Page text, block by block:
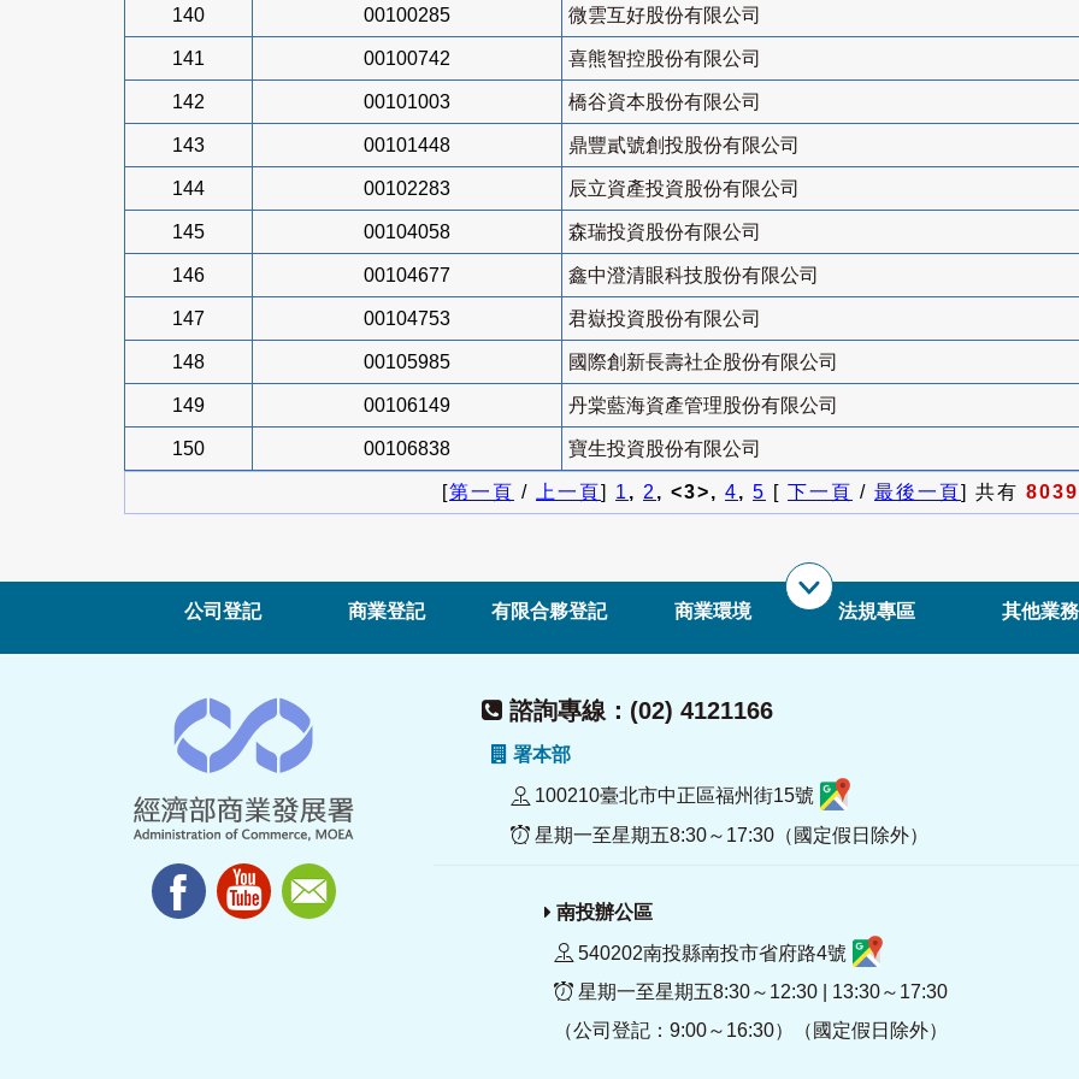
140 00100285 微雲互好股份有限公司
141 00100742 喜熊智控股份有限公司
142 00101003 橋谷資本股份有限公司
143 00101448 鼎豐貳號創投股份有限公司
144 00102283 辰立資產投資股份有限公司
145 00104058 森瑞投資股份有限公司
146 00104677 鑫中澄清眼科技股份有限公司
147 00104753 君嶽投資股份有限公司
148 00105985 國際創新長壽社企股份有限公司
149 00106149 丹棠藍海資產管理股份有限公司
150 00106838 寶生投資股份有限公司
[第一頁 / 上一頁] 1, 2, <3>, 4, 5 [ 下一頁 / 最後一頁] 共有 8039
公司登記 商業登記 有限合夥登記 商業環境 法規專區 其他業務
諮詢專線：(02) 4121166
署本部
100210臺北市中正區福州街15號
星期一至星期五8:30～17:30（國定假日除外）
南投辦公區
540202南投縣南投市省府路4號
星期一至星期五8:30～12:30 | 13:30～17:30
（公司登記：9:00～16:30）（國定假日除外）